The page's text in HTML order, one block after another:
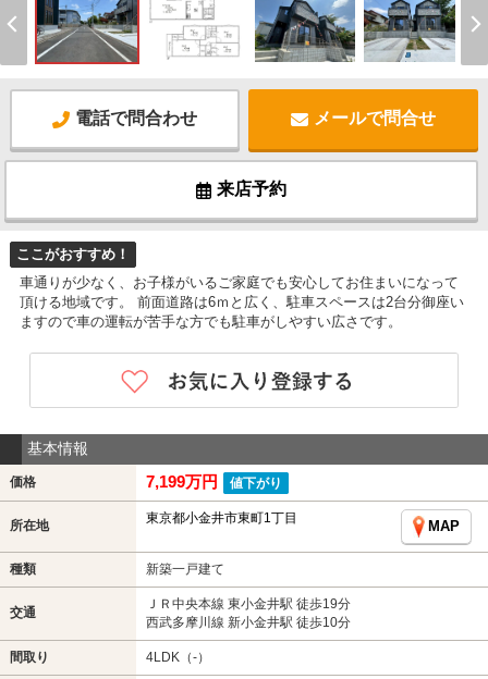
電話で問合わせ メールで問合せ
来店予約
ここがおすすめ！
車通りが少なく、お子様がいるご家庭でも安心してお住まいになって
頂ける地域です。 前面道路は6ｍと広く、駐車スペースは2台分御座い
ますので車の運転が苦手な方でも駐車がしやすい広さです。
基本情報
価格 7,199万円 値下がり
所在地 東京都小金井市東町1丁目
MAP
種類 新築一戸建て
交通
ＪＲ中央本線 東小金井駅 徒歩19分
西武多摩川線 新小金井駅 徒歩10分
間取り 4LDK（-）